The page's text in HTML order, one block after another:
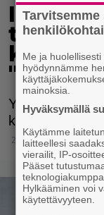
Iron
toiveen
Yhtye esiintyy
kesäkuussa.
20.5.2025 17:30
Me ja
hyödynnämme
mainoksia.
Hyväksymällä
Käytämme
laitteellesi
vierailit, IP-
Pääset
Hylkääminen voi
käytettävyyteen.